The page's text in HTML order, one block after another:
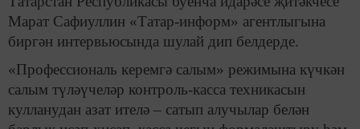
Марат Сафиуллин «Татар-информ» агентлыгына
биргән интервьюсында шулай дип белдерде.
«Профессиональ керемгә салым» режимына күчкән
салым түләүчеләр контроль-касса техникасын
кулланудан азат ителә – сатып алучылар белән